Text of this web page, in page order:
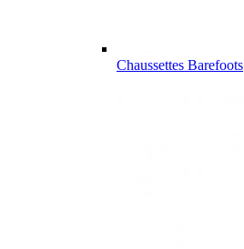
Chaussettes Barefoots